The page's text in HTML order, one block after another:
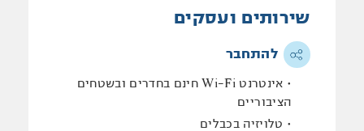
שירותים ועסקים
להתחבר
אינטרנט Wi-Fi חינם בחדרים ובשטחים
הציבוריים
טלויזיה בכבלים